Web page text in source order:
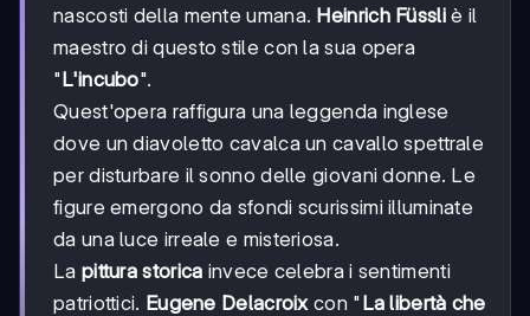
nascosti della mente umana. Heinrich Füssliè il
maestro di questo stile con la sua opera
"L'incubo".
Quest'opera raffigura una leggenda inglese
dove un diavoletto cavalca un cavallo spettrale
per disturbare il sonno delle giovani donne. Le
figure emergono da sfondi scurissimi illuminate
da una luce irreale e misteriosa.
La pittura storica invece celebra i sentimenti
patriottici. Eugene Delacroixcon "La libertà che